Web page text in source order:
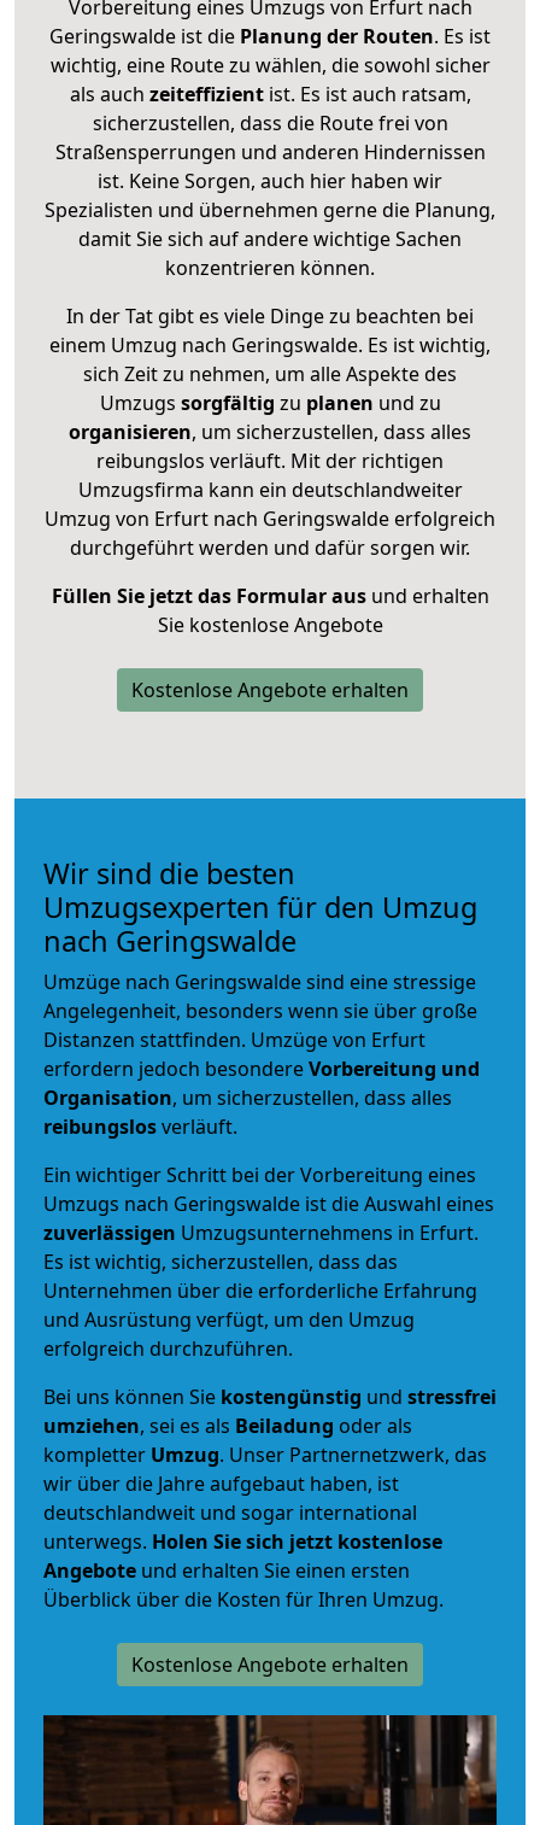
Vorbereitung eines Umzugs von Erfurt nach
Geringswalde ist die Planung der Routen. Es ist
wichtig, eine Route zu wählen, die sowohl sicher
als auch zeiteffizientist. Es ist auch ratsam,
sicherzustellen, dass die Route frei von
Straßensperrungen und anderen Hindernissen
ist. Keine Sorgen, auch hier haben wir
Spezialisten und übernehmen gerne die Planung,
damit Sie sich auf andere wichtige Sachen
konzentrieren können.
In der Tat gibt es viele Dinge zu beachten bei
einem Umzug nach Geringswalde. Es ist wichtig,
sich Zeit zu nehmen, um alle Aspekte des
Umzugs sorgfältig zu planen und zu
organisieren, um sicherzustellen, dass alles
reibungslos verläuft. Mit der richtigen
Umzugsfirma kann ein deutschlandweiter
Umzug von Erfurt nach Geringswalde erfolgreich
durchgeführt werden und dafür sorgen wir.
Füllen Sie jetzt das Formular ausund erhalten
Sie kostenlose Angebote
Kostenlose Angebote erhalten
Wir sind die besten
Umzugsexperten für den Umzug
nach Geringswalde
Umzüge nach Geringswalde sind eine stressige
Angelegenheit, besonders wenn sie über große
Distanzen stattfinden. Umzüge von Erfurt
erfordern jedoch besondereVorbereitung und
Organisation, um sicherzustellen, dass alles
reibungslosverläuft.
Ein wichtiger Schritt bei der Vorbereitung eines
Umzugs nach Geringswalde ist die Auswahl eines
zuverlässigen Umzugsunternehmens in Erfurt.
Es ist wichtig, sicherzustellen, dass das
Unternehmen über die erforderliche Erfahrung
und Ausrüstung verfügt, um den Umzug
erfolgreich durchzuführen.
Bei uns können Sie kostengünstig und stressfrei
umziehen, sei es als Beiladung oder als
kompletter Umzug. Unser Partnernetzwerk, das
wir über die Jahre aufgebaut haben, ist
deutschlandweit und sogar international
unterwegs. Holen Sie sich jetzt kostenlose
Angebote und erhalten Sie einen ersten
Überblick über die Kosten für Ihren Umzug.
Kostenlose Angebote erhalten